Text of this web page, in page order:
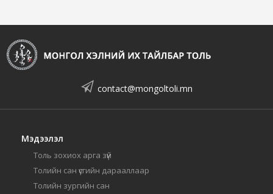
contact@mongoltoli.mn
Мэдээлэл
Толь зохиох арга зүй
Толийн сан үсгийн дарааллаар
Толийн зургийн сан